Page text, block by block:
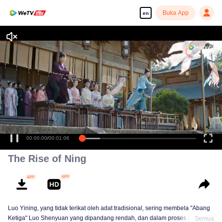
en Buka App
00:00:00/00:01:06
The Rise of Ning
Luo Yining, yang tidak terikat oleh adat tradisional, sering membela "Abang
Ketiga" Luo Shenyuan yang dipandang rendah, dan dalam proses itu, diaSemua